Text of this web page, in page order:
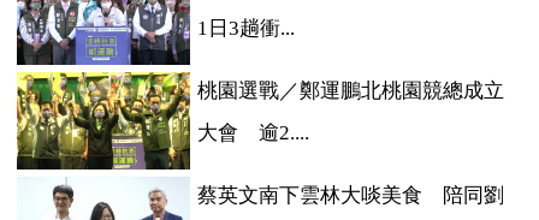
1日3趟衝...
桃園選戰／鄭運鵬北桃園競總成立
大會 逾2....
蔡英文南下雲林大啖美食 陪同劉